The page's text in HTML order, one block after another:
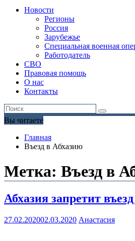
Новости
Регионы
Россия
Зарубежье
Специальная военная
Работодатель
СВО
Правовая помощь
О нас
Контакты
Вы читаете
Главная
Въезд в Абхазию
Метка: Въезд в
Абхазия запретит
27.02.202002.03.2020 Анастасия